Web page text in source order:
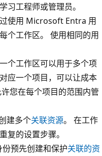
习工程师或管理员。
使用 Microsoft Entra 用
个工作区。 使用相同的用
个工作区可以用于多个项
应一个项目，可以让成本
您在每个项目的范围内管
建多个关联资源。 在工作
复的设置步骤。
预先创建和保护关联的资